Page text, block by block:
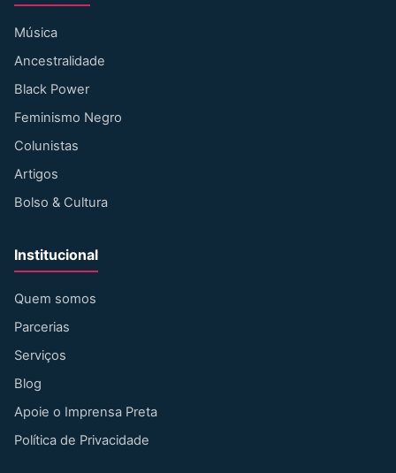
Música
Ancestralidade
Black Power
Feminismo Negro
Colunistas
Artigos
Bolso & Cultura
Institucional
Quem somos
Parcerias
Serviços
Blog
Apoie o Imprensa Preta
Política de Privacidade